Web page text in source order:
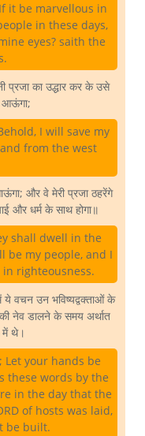
it be marvellous in
in these days,
eyes? saith the
प्रजा का उद्धार कर के उसे
आऊंगा;
I will save my
from the west
और वे मेरी प्रजा ठहरेंगे
और धर्म के साथ होगा॥
shall dwell in the
be my people, and I
righteousness.
ये वचन उन भविष्यद्वक्ताओं के
नेव डालने के समय अर्थात
थे।
Let your hands be
these words by the
in the day that the
of hosts was laid,
be built.